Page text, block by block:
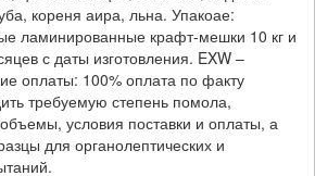
кореня аира, льна. Упакоае:
ламинированные крафт-мешки 10 кг и
с даты изготовления. EXW –
оплаты: 100% оплата по факту
требуемую степень помола,
условия поставки и оплаты, а
для органолептических и